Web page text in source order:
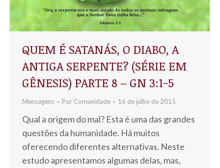
QUEM É SATANÁS, O DIABO, A
ANTIGA SERPENTE? (SÉRIE EM
GÊNESIS) PARTE 8 – GN 3:1-5
Mensagens Por Comunidade 16 de julho de 2015
Qual a origem do mal? Esta é uma das grandes
questões da humanidade. Há muitos
oferecendo diferentes alternativas. Neste
estudo apresentamos algumas delas, mas,